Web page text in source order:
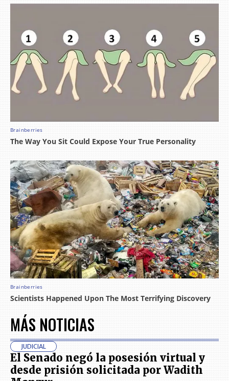
MÁS NOTICIAS
JUDICIAL
El Senado negó la posesión virtual y
desde prisión solicitada por Wadith